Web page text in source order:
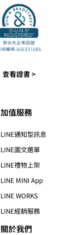
查看證書 >
加值服務​
LINE通知型訊息
LINE圖文選單
LINE禮物上架
LINE MINI App
LINE WORKS
LINE經銷服務
關於我們​